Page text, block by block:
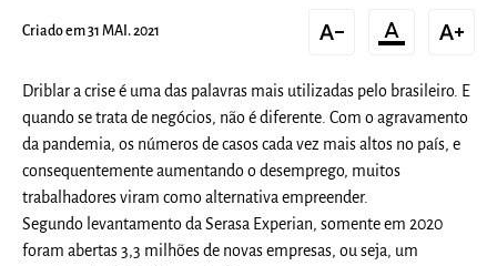
Criado em 31 MAI. 2021 text_decrease format_color_text text_increase
Driblar a crise é uma das palavras mais utilizadas pelo brasileiro. E
quando se trata de negócios, não é diferente. Com o agravamento
da pandemia, os números de casos cada vez mais altos no país, e
consequentemente aumentando o desemprego, muitos
trabalhadores viram como alternativa empreender.
Segundo levantamento da Serasa Experian, somente em 2020
foram abertas 3,3 milhões de novas empresas, ou seja, um